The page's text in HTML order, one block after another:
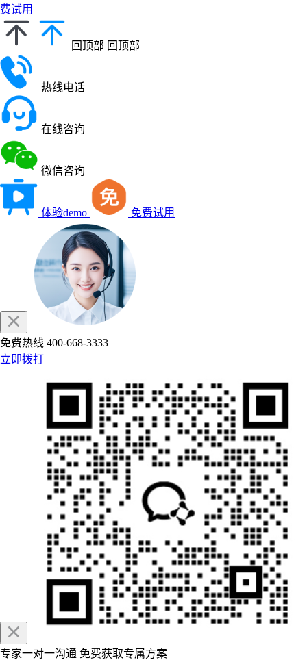
费试用
回顶部 回顶部
热线电话
在线咨询
微信咨询
体验demo 免费试用
免费热线 400-668-3333
立即拨打
专家一对一沟通 免费获取专属方案